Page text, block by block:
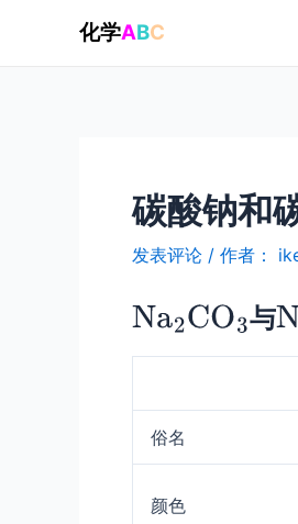
化学ABC
碳酸钠和
发表评论 / 作者：
与
俗名
颜色